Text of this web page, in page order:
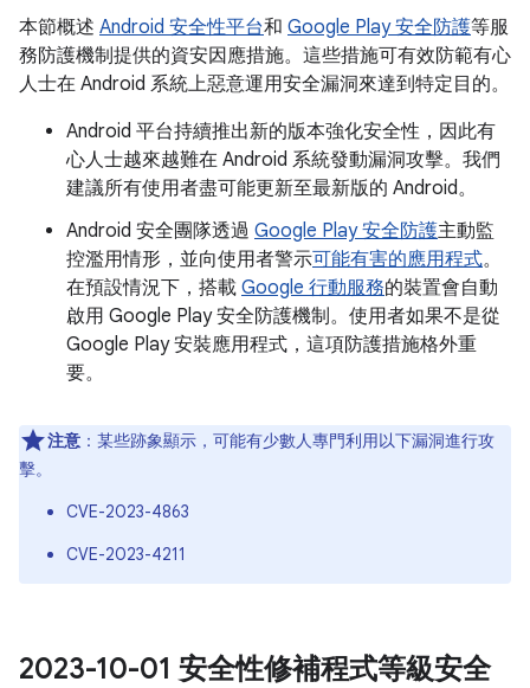
本節概述 Android 安全性平台和 Google Play 安全防護等服
務防護機制提供的資安因應措施。這些措施可有效防範有心
人士在 Android 系統上惡意運用安全漏洞來達到特定目的。
Android 平台持續推出新的版本強化安全性，因此有
心人士越來越難在 Android 系統發動漏洞攻擊。我們
建議所有使用者盡可能更新至最新版的 Android。
Android 安全團隊透過 Google Play 安全防護主動監
控濫用情形，並向使用者警示可能有害的應用程式。
在預設情況下，搭載 Google 行動服務的裝置會自動
啟用 Google Play 安全防護機制。使用者如果不是從
Google Play 安裝應用程式，這項防護措施格外重
要。
注意 ：某些跡象顯示，可能有少數人專門利用以下漏洞進行攻
擊。
CVE-2023-4863
CVE-2023-4211
2023-10-01 安全性修補程式等級安全